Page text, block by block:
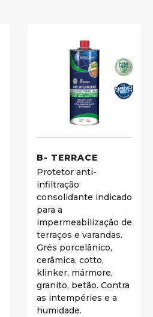
B- TERRACE
Protetor anti-
infiltração
consolidante indicado
para a
impermeabilização de
terraços e varandas.
Grés porcelânico,
cerâmica, cotto,
klinker, mármore,
granito, betão. Contra
as intempéries e a
humidade.